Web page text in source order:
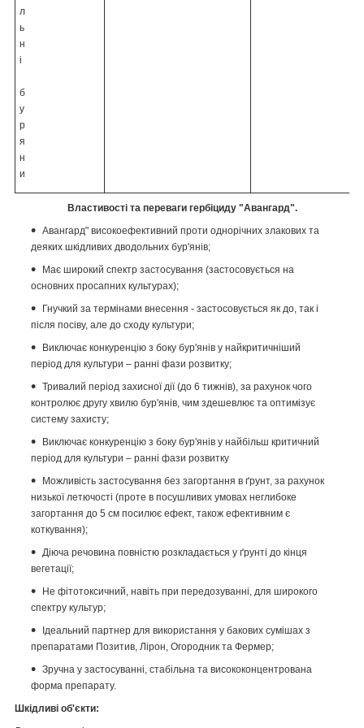
л
ь
н
і
б
у
р
я
н
и
Властивості та переваги гербіциду "Авангард".
Авангард" високоефективний проти однорічних злакових та
деяких шкідливих дводольних бур'янів;
Має широкий спектр застосування (застосовується на
основних просапних культурах);
Гнучкий за термінами внесення - застосовується як до, так і
після посіву, але до сходу культури;
Виключає конкуренцію з боку бур'янів у найкритичніший
період для культури – ранні фази розвитку;
Тривалий період захисної дії (до 6 тижнів), за рахунок чого
контролює другу хвилю бур'янів, чим здешевлює та оптимізує
систему захисту;
Виключає конкуренцію з боку бур'янів у найбільш критичний
період для культури – ранні фази розвитку
Можливість застосування без загортання в ґрунт, за рахунок
низької летючості (проте в посушливих умовах неглибоке
загортання до 5 см посилює ефект, також ефективним є
коткування);
Діюча речовина повністю розкладається у ґрунті до кінця
вегетації;
Не фітотоксичний, навіть при передозуванні, для широкого
спектру культур;
Ідеальний партнер для використання у бакових сумішах з
препаратами Позитив, Лірон, Огородник та Фермер;
Зручна у застосуванні, стабільна та висококонцентрована
форма препарату.
Шкідливі об'єкти: